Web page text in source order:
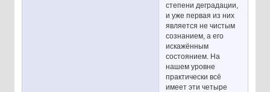
степени деградации,
и уже первая из них
является не чистым
сознанием, а его
искажённым
состоянием. На
нашем уровне
практически всё
имеет эти четыре